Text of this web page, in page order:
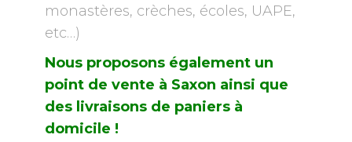
monastères, crèches, écoles, UAPE,
etc…)
Nous proposons également un
point de vente à Saxon ainsi que
des livraisons de paniers à
domicile !